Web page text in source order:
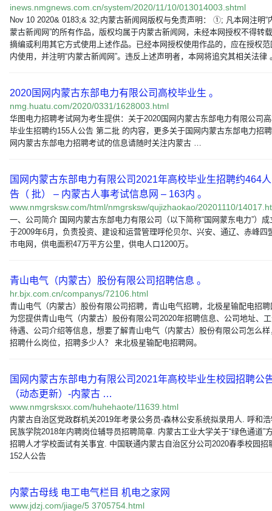
inews.nmgnews.com.cn/system/2020/11/10/013014003.shtml
Nov 10 2020& 0183;& 32;内蒙古新闻网版权与免责声明： ①; 凡本网注明“
蒙古新闻网”的所有作品，版权均属于内蒙古新闻网，未经本网授权不得转
摘编或利用其它方式使用上述作品。已经本网授权使用作品的，应在授权范
内使用，并注明“内蒙古新闻网”。违反上述声明者，本网将追究其相关法律
2020国网内蒙古东部电力有限公司高校毕业生 。
nmg.huatu.com/2020/0331/1628003.html
华图电力招聘考试网为考生提供：关于2020国网内蒙古东部电力有限公司
毕业生招聘约155人公告 第二批 的内容，更多关于国网内蒙古东部电力招
网内蒙古东部电力招聘考试的信息请随时关注内蒙古 …
国网内蒙古东部电力有限公司2021年高校毕业生招聘约464
告（ 批） – 内蒙古人事考试信息网 – 163内 。
www.nmgrsksw.com/html/nmgrsksw/qujizhaokao/20201110/
一、公司简介 国网内蒙古东部电力有限公司（以下简称“国网蒙东电力”）成
于2009年6月，负责投资、建设和运营管理呼伦贝尔、兴安、通辽、赤峰四
市电网，供电面积47万平方公里，供电人口1200万。
青山电气（内蒙古）股份有限公司招聘信息 。
hr.bjx.com.cn/companys/72106.html
青山电气（内蒙古）股份有限公司招聘，青山电气招聘，北极星输配电招聘
为您提供青山电气（内蒙古）股份有限公司2020年招聘信息、公司地址、
待遇、公司介绍等信息，想要了解青山电气（内蒙古）股份有限公司怎么样
招聘什么岗位，招聘多少人？ 来北极星输配电招聘网。
国网内蒙古东部电力有限公司2021年高校毕业生校园招聘公
（动态更新）-内蒙古 …
www.nmgrsksxx.com/huhehaote/11639.html
内蒙古自治区党政群机关2019年考录公务员-森林公安系统拟录用人. 呼和
民族学院2018年内聘岗位辅导员招聘简章. 内蒙古工业大学关于“绿色通道”
招聘人才学校面试有关事宜. 中国联通内蒙古自治区分公司2020春季校园招
152人公告
内蒙古母线 电工电气栏目 机电之家网
www.jdzj.com/jiage/5 3705754.html